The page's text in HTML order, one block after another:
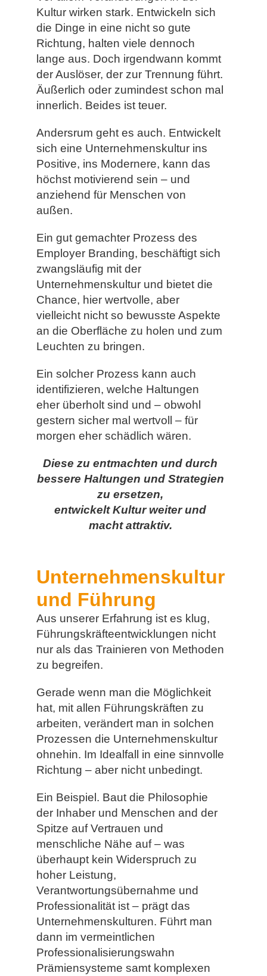
Kultur wirken stark. Entwickeln sich
die Dinge in eine nicht so gute
Richtung, halten viele dennoch
lange aus. Doch irgendwann kommt
der Auslöser, der zur Trennung führt.
Äußerlich oder zumindest schon mal
innerlich. Beides ist teuer.
Andersrum geht es auch. Entwickelt
sich eine Unternehmenskultur ins
Positive, ins Modernere, kann das
höchst motivierend sein – und
anziehend für Menschen von
außen.
Ein gut gemachter Prozess des
Employer Branding, beschäftigt sich
zwangsläufig mit der
Unternehmenskultur und bietet die
Chance, hier wertvolle, aber
vielleicht nicht so bewusste Aspekte
an die Oberfläche zu holen und zum
Leuchten zu bringen.
Ein solcher Prozess kann auch
identifizieren, welche Haltungen
eher überholt sind und – obwohl
gestern sicher mal wertvoll – für
morgen eher schädlich wären.
Diese zu entmachten und durch
bessere Haltungen und Strategien
zu ersetzen,
entwickelt Kultur weiter und
macht attraktiv.
Unternehmenskultur
und Führung
Aus unserer Erfahrung ist es klug,
Führungskräfteentwicklungen nicht
nur als das Trainieren von Methoden
zu begreifen.
Gerade wenn man die Möglichkeit
hat, mit allen Führungskräften zu
arbeiten, verändert man in solchen
Prozessen die Unternehmenskultur
ohnehin. Im Idealfall in eine sinnvolle
Richtung – aber nicht unbedingt.
Ein Beispiel. Baut die Philosophie
der Inhaber und Menschen and der
Spitze auf Vertrauen und
menschliche Nähe auf – was
überhaupt kein Widerspruch zu
hoher Leistung,
Verantwortungsübernahme und
Professionalität ist – prägt das
Unternehmenskulturen. Führt man
dann im vermeintlichen
Professionalisierungswahn
Prämiensysteme samt komplexen